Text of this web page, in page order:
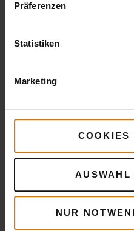
Präferenzen
Statistiken
Marketing
COOKIES
AUSWAHL
NUR